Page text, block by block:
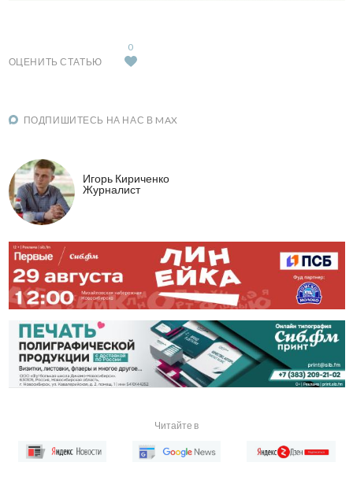
ОЦЕНИТЬ СТАТЬЮ
0
ПОДПИШИТЕСЬ НА НАС В MAX
Игорь Кириченко
Журналист
Читайте в